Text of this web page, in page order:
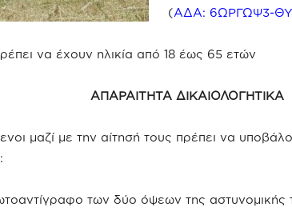
(ΑΔΑ: 6ΩΡΓΩΨ3-
να έχουν ηλικία από 18 έως 65 ετών
ΑΠΑΡΑΙΤΗΤΑ ΔΙΚΑΙΟΛΟΓΗΤΙΚΑ
μαζί με την αίτησή τους πρέπει να
των δύο όψεων της αστυνομικής